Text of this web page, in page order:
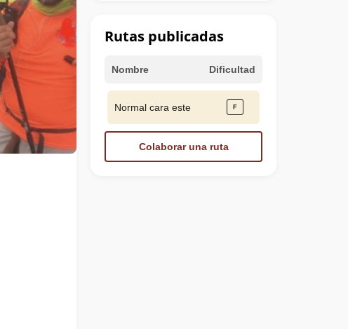
Rutas publicadas
Nombre Dificultad
Normal cara este
Colaborar una ruta